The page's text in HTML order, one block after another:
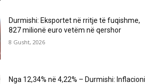
Durmishi: Eksportet në rritje të fuqishme,
827 milionë euro vetëm në qershor
8 Gusht, 2026
Nga 12,34% në 4,22% – Durmishi: Inflacioni